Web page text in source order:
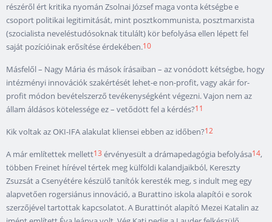
részéről ért kritika nyomán Zsolnai József maga vonta kétségbe e
csoport politikai legitimitását, mint posztkommunista, posztmarxista
(szocialista neveléstudósoknak titulált) kör befolyása ellen lépett fel
saját pozícióinak erősítése érdekében.10
Másfelől – Nagy Mária és mások írásaiban – az vonódott kétségbe, hogy
intézményi innovációk szakértését lehet-e non-profit, vagy akár for-
profit módon bevételszerző tevékenységként végezni. Vajon nem az
állam áldásos kötelessége ez – vetődött fel a kérdés?11
Kik voltak az OKI-IFA alakulat kliensei ebben az időben?12
A már említettek mellett13 érvényesült a drámapedagógia befolyása14,
többen Freinet hírével tértek meg külföldi kalandjaikból, Kereszty
Zsuzsát a Csenyétére készülő tanítók keresték meg, s indult meg egy
alapvetően rogersiánus innováció, a Burattino iskola alapítói e sorok
szerzőjével tartottak kapcsolatot. A Burattinót alapító Mezei Katalin az